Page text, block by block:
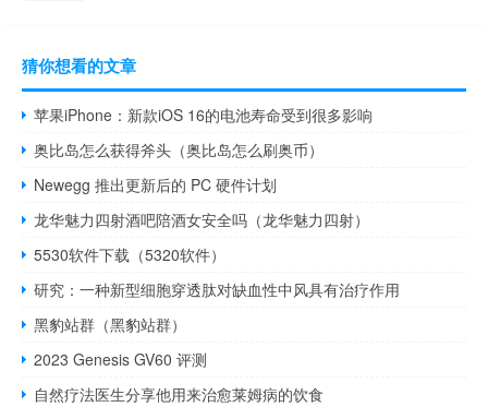
猜你想看的文章
苹果iPhone：新款iOS 16的电池寿命受到很多影响
奥比岛怎么获得斧头（奥比岛怎么刷奥币）
Newegg 推出更新后的 PC 硬件计划
龙华魅力四射酒吧陪酒女安全吗（龙华魅力四射）
5530软件下载（5320软件）
研究：一种新型细胞穿透肽对缺血性中风具有治疗作用
黑豹站群（黑豹站群）
2023 Genesis GV60 评测
自然疗法医生分享他用来治愈莱姆病的饮食